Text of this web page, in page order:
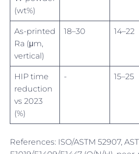
(wt%)
As-printed
Ra (μm,
vertical)
18–30 14–22
HIP time
reduction
vs 2023
(%)
- 15–25
References: ISO/ASTM 52907,